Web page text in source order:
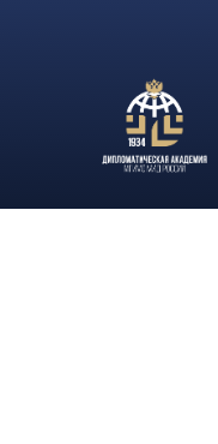
Дипломатической
о перспективах
опубликовано в газете